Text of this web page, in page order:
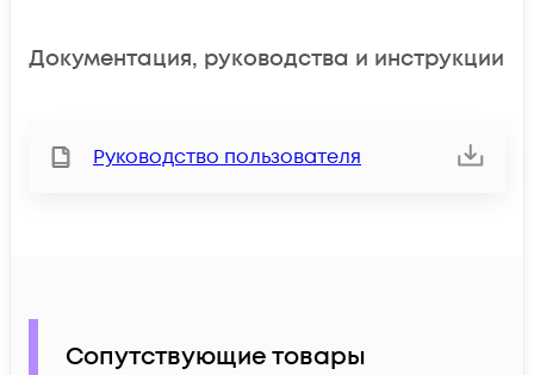
Документация, руководства и инструкции
Руководство пользователя
Сопутствующие товары